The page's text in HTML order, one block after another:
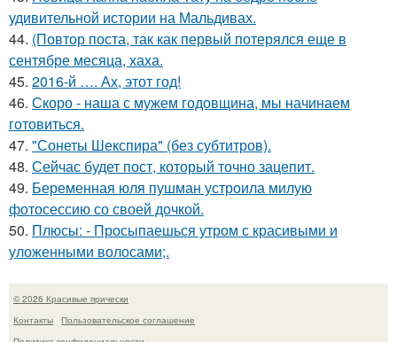
удивительной истории на Мальдивах.
44. (Повтор поста, так как первый потерялся еще в
сентябре месяца, хаха.
45. 2016-й …. Ах, этот год!
46. Скоро - наша с мужем годовщина, мы начинаем
готовиться.
47. "Сонеты Шекспира" (без субтитров).
48. Сейчас будет пост, который точно зацепит.
49. Беременная юля пушман устроила милую
фотосессию со своей дочкой.
50. Плюсы: - Просыпаешься утром с красивыми и
уложенными волосами;.
© 2026 Красивые прически
Контакты
Пользовательское соглашение